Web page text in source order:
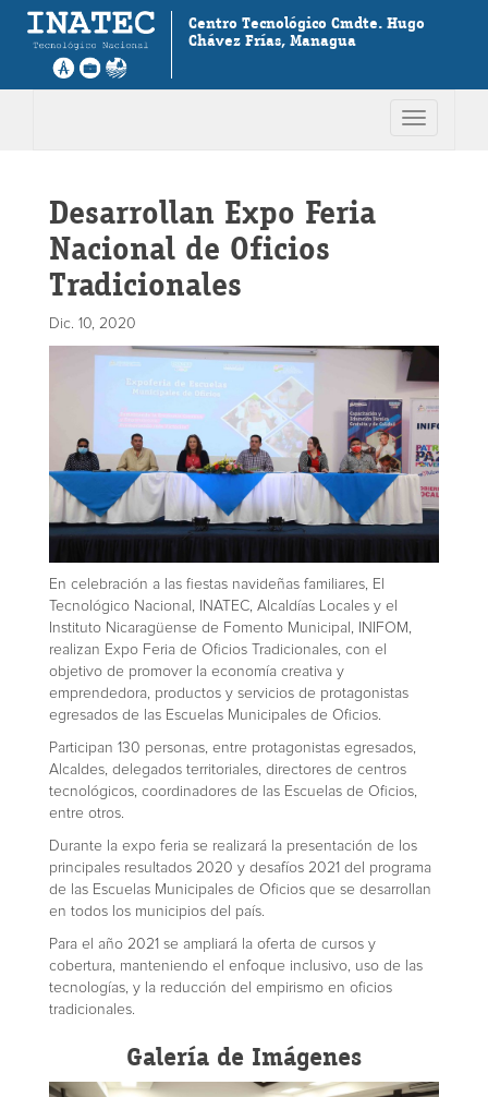
Centro Tecnológico Cmdte. Hugo
Chávez Frías, Managua
Toggle
Desarrollan Expo Feria
Nacional de Oficios
Tradicionales
Dic. 10, 2020
En celebración a las fiestas navideñas familiares, El
Tecnológico Nacional, INATEC, Alcaldías Locales y el
Instituto Nicaragüense de Fomento Municipal, INIFOM,
realizan Expo Feria de Oficios Tradicionales, con el
objetivo de promover la economía creativa y
emprendedora, productos y servicios de protagonistas
egresados de las Escuelas Municipales de Oficios.
Participan 130 personas, entre protagonistas egresados,
Alcaldes, delegados territoriales, directores de centros
tecnológicos, coordinadores de las Escuelas de Oficios,
entre otros.
Durante la expo feria se realizará la presentación de los
principales resultados 2020 y desafíos 2021 del programa
de las Escuelas Municipales de Oficios que se desarrollan
en todos los municipios del país.
Para el año 2021 se ampliará la oferta de cursos y
cobertura, manteniendo el enfoque inclusivo, uso de las
tecnologías, y la reducción del empirismo en oficios
tradicionales.
Galería de Imágenes